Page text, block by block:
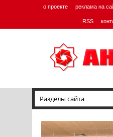
о проекте реклама на
RSS